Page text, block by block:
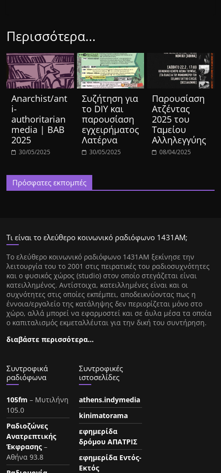
Περισσότερα...
Anarchist/ant
i-
authoritarian
media | BAB
2025
30/05/2025
Συζήτηση για
το DIY και
παρουσίαση
εγχειρήματος
Λατέρνα
30/05/2025
Παρουσίαση
Ατζέντας
2025 του
Ταμείου
Αλληλεγγύης
08/04/2025
Πρόσφατες εκπομπές
Τι είναι το ελεύθερο κοινωνικό ραδιόφωνο 1431ΑΜ;
Tο ελεύθερο κοινωνικό ραδιόφωνο 1431AM ξεκίνησε την
λειτουργία του το 2001 στις πειρατικές του ραδιοσυχνότητες
και ο φυσικός χώρος (studio) στον οποίο στεγάζεται είναι
κατειλλημένος. Αντίστοιχα, κατειλλημένες είναι και οι
συχνότητες στις οποίες εκπέμπει, αποδεικνύοντας πως η
έννοια/εργαλείο της κατάληψης δεν περιορίζεται μόνο στο
χώρο, αλλά μπορεί να εφαρμοστεί και σε άυλα μέσα τα οποία
ο καπιταλισμός εκμεταλλέυται για την δική του συντήρηση.
διαβάστε περισσότερα…
Συντροφικά
ραδιόφωνα
105fm – Μυτιλήνη
105.0
Ραδιοζώνες
Ανατρεπτικής
Έκφρασης –
Αθήνα 93.8
Συντροφικές
ιστοσελίδες
athens.indymedia
kinimatorama
εφημερίδα
δρόμου ΑΠΑΤΡΙΣ
εφημερίδα Εντός-
Εκτός